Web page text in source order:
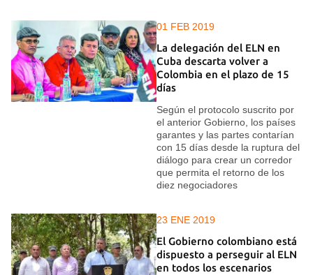
01 FEB 2019
La delegación del ELN en
Cuba descarta volver a
Colombia en el plazo de 15
días
Según el protocolo suscrito por
el anterior Gobierno, los países
garantes y las partes contarían
con 15 días desde la ruptura del
diálogo para crear un corredor
que permita el retorno de los
diez negociadores
23 ENE 2019
El Gobierno colombiano está
dispuesto a perseguir al ELN
en todos los escenarios